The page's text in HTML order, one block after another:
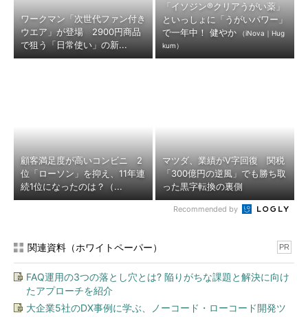
ワークマン「次世代ファン付き
ウエア」が登場 2900円商品
で狙う「日常使い」の新...
「イソジン®クリアうがい薬」
といっしょに「うがいパワー」
で一年中！ 健やか
（iNova｜Hug
kum）
顧客満足度が高いコンビニ 2
位「ローソン」を抑え、11年連
続1位になったのは？（...
マツダ、業績がV字回復 関税
「300億円の逆風」でも勝ち取
った黒字転換の裏側
Recommended by
関連資料（ホワイトペーパー） PR
FAQ運用の3つの落とし穴とは? 陥りがちな課題と解決に向け
たアプローチを紹介
大企業5社のDX事例に学ぶ、ノーコード・ローコード開発ツ